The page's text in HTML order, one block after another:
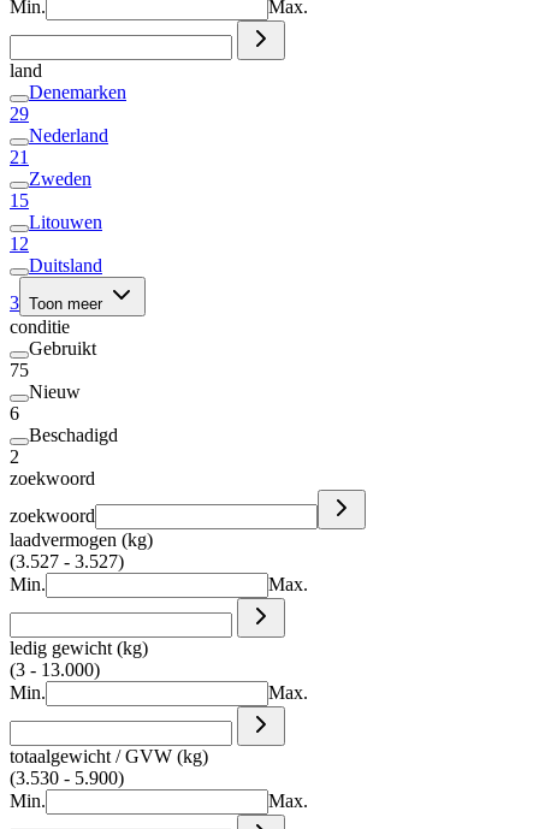
Min.
Max.
land
Denemarken
29
Nederland
21
Zweden
15
Litouwen
12
Duitsland
3 Toon meer
conditie
Gebruikt
75
Nieuw
6
Beschadigd
2
zoekwoord
zoekwoord
laadvermogen (kg)
(3.527 - 3.527)
Min.
Max.
ledig gewicht (kg)
(3 - 13.000)
Min.
Max.
totaalgewicht / GVW (kg)
(3.530 - 5.900)
Min.
Max.